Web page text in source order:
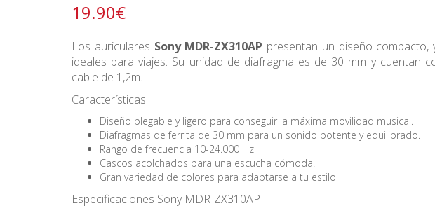
19.90€
Los auriculares Sony MDR-ZX310AP presentan un diseño compacto,
ideales para viajes. Su unidad de diafragma es de 30 mm y cuentan
cable de 1,2m.
Características
Diseño plegable y ligero para conseguir la máxima movilidad musical.
Diafragmas de ferrita de 30 mm para un sonido potente y equilibrado.
Rango de frecuencia 10-24.000 Hz
Cascos acolchados para una escucha cómoda.
Gran variedad de colores para adaptarse a tu estilo
Especificaciones Sony MDR-ZX310AP